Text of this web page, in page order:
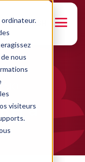
nous
visiteurs
ENGLISH
à